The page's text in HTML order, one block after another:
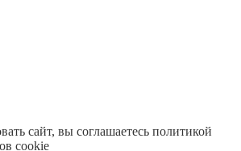
сайт, вы соглашаетесь политикой
cookie